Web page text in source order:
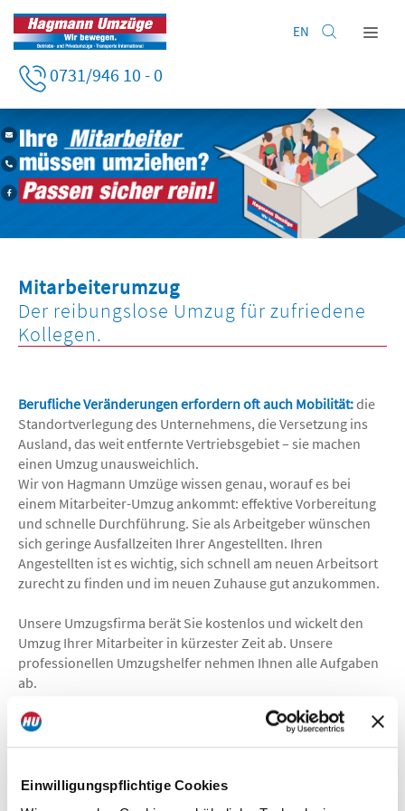
Einwilligungspflichtige Cookies
EN
0731/946 10 - 0
Home
Firmenumzug
Leistungen
Lagerung
HAGMANN UMZÜGE IN ULM FIRMENUMZUG MIT DEN PROFIS
Mitarbeiterumzug
Der reibungslose Umzug für zufriedene
Kollegen.
Berufliche Veränderungen erfordern oft auch Mobilität:die
Standortverlegung des Unternehmens, die Versetzung ins
Ausland, das weit entfernte Vertriebsgebiet – sie machen
einen Umzug unausweichlich.
Wir von Hagmann Umzüge wissen genau, worauf es bei
einem Mitarbeiter-Umzug ankommt: effektive Vorbereitung
und schnelle Durchführung. Sie als Arbeitgeber wünschen
sich geringe Ausfallzeiten Ihrer Angestellten. Ihren
Angestellten ist es wichtig, sich schnell am neuen Arbeitsort
zurecht zu finden und im neuen Zuhause gut anzukommen.
Unsere Umzugsfirma berät Sie kostenlos und wickelt den
Umzug Ihrer Mitarbeiter in kürzester Zeit ab. Unsere
professionellen Umzugshelfer nehmen Ihnen alle Aufgaben
ab.
Kontaktieren Sie uns jetzt: Vereinbaren Sie einen
vor Ort und erstellen ein individuelles Angebot, abgestimmt